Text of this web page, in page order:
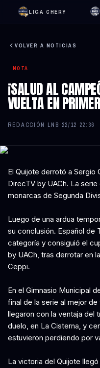
LIGA CHERY
VOLVER A NOTICIAS
NOTA
¡SALUD AL
VUELTA EN
REDACCIÓN LNB· 22/12 22:36
El Quijote derrotó a Sergio
DirecTV by UACh. La
monarcas de Segunda
Luego de una ardua
su conclusión. Español de
categoría y consiguió el
by UACh, tras derrotar en
Ceppi.
En el Gimnasio Municipal
final de la serie al mejor
llegaron con la ventaja del
duelo, en La Cisterna, y
estuvieron perdiendo por
La victoria del Quijote